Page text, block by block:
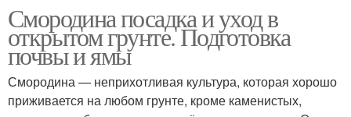
Смородина посадка и уход в
открытом грунте. Подготовка
почвы и ямы
Смородина — неприхотливая культура, которая хорошо
приживается на любом грунте, кроме каменистых,